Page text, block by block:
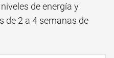
de energía y
de 2 a 4 semanas de